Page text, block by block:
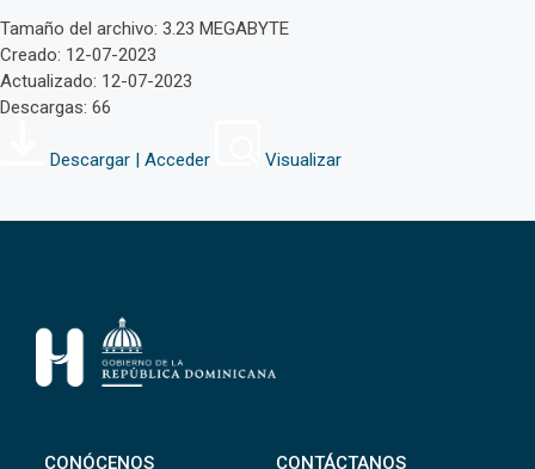
Tamaño del archivo: 3.23 MEGABYTE
Creado: 12-07-2023
Actualizado: 12-07-2023
Descargas: 66
Descargar | Acceder Visualizar
CONÓCENOS CONTÁCTANOS